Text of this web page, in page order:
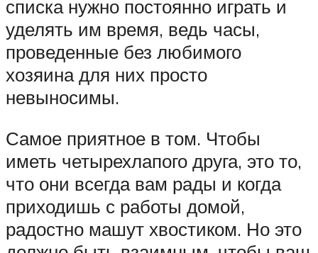
списка нужно постоянно играть и
уделять им время, ведь часы,
проведенные без любимого
хозяина для них просто
невыносимы.
Самое приятное в том. Чтобы
иметь четырехлапого друга, это то,
что они всегда вам рады и когда
приходишь с работы домой,
радостно машут хвостиком. Но это